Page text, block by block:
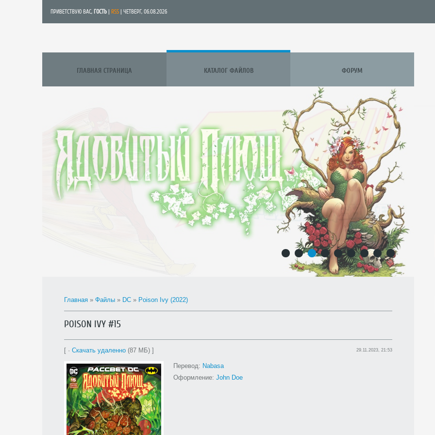
ПРИВЕТСТВУЮ ВАС, ГОСТЬ RSS | ЧЕТВЕРГ, 06.08.2026
ГЛАВНАЯ СТРАНИЦА КАТАЛОГ ФАЙЛОВ ФОРУМ
2 3 4 5 6 7 8 9
Главная » Файлы » DC » Poison Ivy (2022)
POISON IVY #15
[ · Скачать удаленно (87 МБ) ] 29.11.2023, 21:53
Перевод: Nabasa
Оформление: John Doe